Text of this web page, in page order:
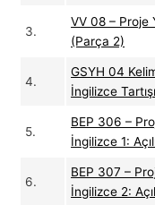
3.
VV 08 – Proje
(Parça 2)
4.
GSYH 04
İngilizce
5.
BEP 306 –
İngilizce 1:
6.
BEP 307 –
İngilizce 2: